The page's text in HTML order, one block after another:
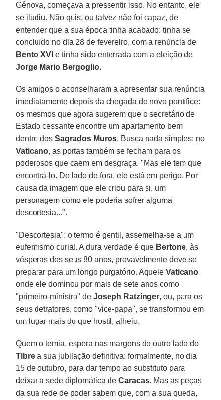
Gênova, começava a pressentir isso. No entanto, ele
se iludiu. Não quis, ou talvez não foi capaz, de
entender que a sua época tinha acabado: tinha se
concluído no dia 28 de fevereiro, com a renúncia de
Bento XVI e tinha sido enterrada com a eleição de
Jorge Mario Bergoglio.
Os amigos o aconselharam a apresentar sua renúncia
imediatamente depois da chegada do novo pontífice:
os mesmos que agora sugerem que o secretário de
Estado cessante encontre um apartamento bem
dentro dosSagrados Muros. Busca nada simples: no
Vaticano, as portas também se fecham para os
poderosos que caem em desgraça. "Mas ele tem que
encontrá-lo. Do lado de fora, ele está em perigo. Por
causa da imagem que ele criou para si, um
personagem como ele poderia sofrer alguma
descortesia...".
"Descortesia": o termo é gentil, assemelha-se a um
eufemismo curial. A dura verdade é que Bertone, às
vésperas dos seus 80 anos, provavelmente deve se
preparar para um longo purgatório. AqueleVaticano
onde ele dominou por mais de sete anos como
"primeiro-ministro" deJoseph Ratzinger, ou, para os
seus detratores, como "vice-papa", se transformou em
um lugar mais do que hostil, alheio.
Quem o temia, espera nas margens do outro lado do
Tibre a sua jubilação definitiva: formalmente, no dia
15 de outubro, para dar tempo ao substituto para
deixar a sede diplomática deCaracas. Mas as peças
da sua rede de poder sabem que, com a sua queda,